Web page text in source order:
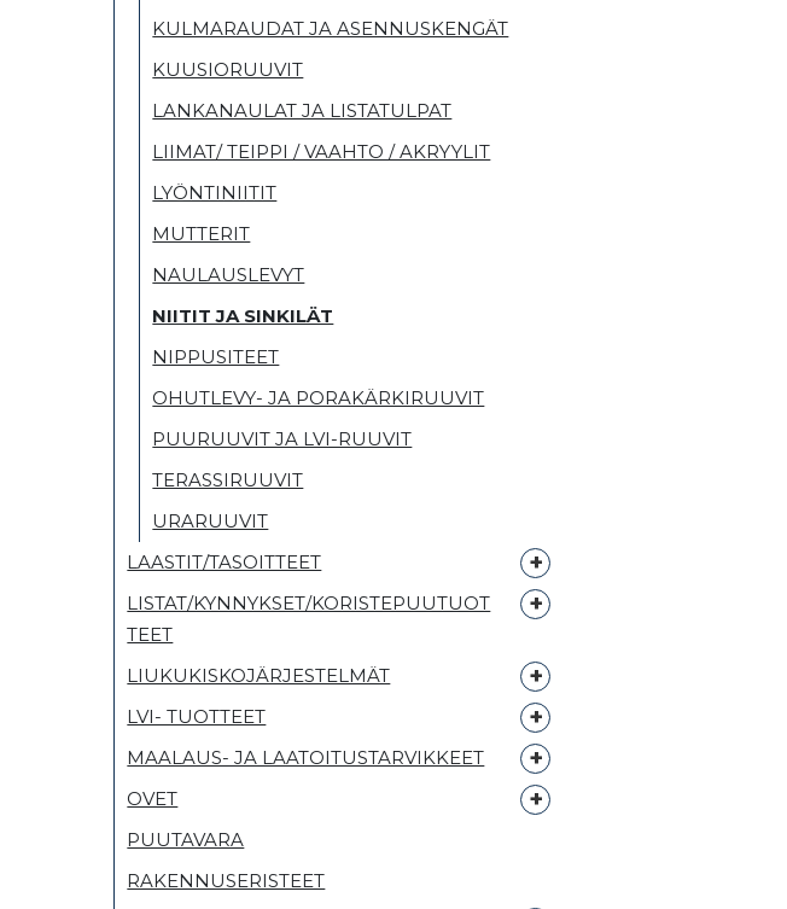
KULMARAUDAT JA ASENNUSKENGÄT
KUUSIORUUVIT
LANKANAULAT JA LISTATULPAT
LIIMAT/ TEIPPI / VAAHTO / AKRYYLIT
LYÖNTINIITIT
MUTTERIT
NAULAUSLEVYT
NIITIT JA SINKILÄT
NIPPUSITEET
OHUTLEVY- JA PORAKÄRKIRUUVIT
PUURUUVIT JA LVI-RUUVIT
TERASSIRUUVIT
URARUUVIT
LAASTIT/TASOITTEET
LISTAT/KYNNYKSET/KORISTEPUUTUOT
TEET
LIUKUKISKOJÄRJESTELMÄT
LVI- TUOTTEET
MAALAUS- JA LAATOITUSTARVIKKEET
OVET
PUUTAVARA
RAKENNUSERISTEET